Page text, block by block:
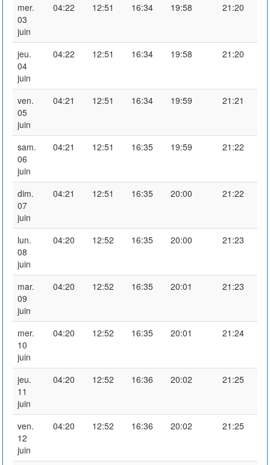
mer.
03
juin
04:22 12:51 16:34 19:58 21:20
jeu.
04
juin
04:22 12:51 16:34 19:58 21:20
ven.
05
juin
04:21 12:51 16:34 19:59 21:21
sam.
06
juin
04:21 12:51 16:35 19:59 21:22
dim.
07
juin
04:21 12:51 16:35 20:00 21:22
lun.
08
juin
04:20 12:52 16:35 20:00 21:23
mar.
09
juin
04:20 12:52 16:35 20:01 21:23
mer.
10
juin
04:20 12:52 16:35 20:01 21:24
jeu.
11
juin
04:20 12:52 16:36 20:02 21:25
ven.
12
juin
04:20 12:52 16:36 20:02 21:25